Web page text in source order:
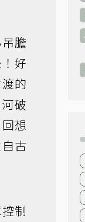
膽
好
的
破
想
古
制